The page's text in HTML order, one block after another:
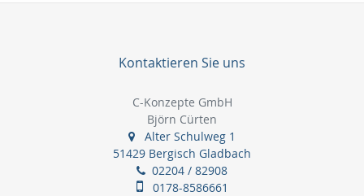
Kontaktieren Sie uns
C-Konzepte GmbH
Björn Cürten
Alter Schulweg 1
51429 Bergisch Gladbach
02204 / 82908
0178-8586661